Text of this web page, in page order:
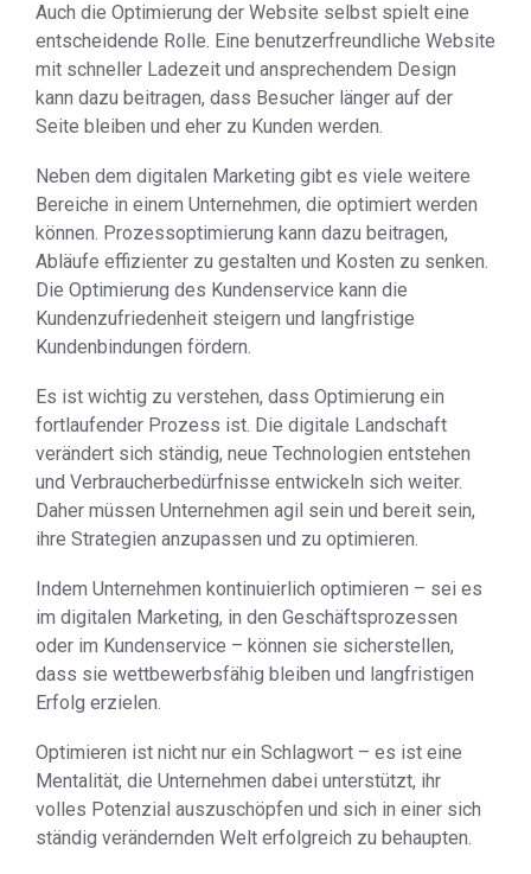
Auch die Optimierung der Website selbst spielt eine
entscheidende Rolle. Eine benutzerfreundliche Website
mit schneller Ladezeit und ansprechendem Design
kann dazu beitragen, dass Besucher länger auf der
Seite bleiben und eher zu Kunden werden.
Neben dem digitalen Marketing gibt es viele weitere
Bereiche in einem Unternehmen, die optimiert werden
können. Prozessoptimierung kann dazu beitragen,
Abläufe effizienter zu gestalten und Kosten zu senken.
Die Optimierung des Kundenservice kann die
Kundenzufriedenheit steigern und langfristige
Kundenbindungen fördern.
Es ist wichtig zu verstehen, dass Optimierung ein
fortlaufender Prozess ist. Die digitale Landschaft
verändert sich ständig, neue Technologien entstehen
und Verbraucherbedürfnisse entwickeln sich weiter.
Daher müssen Unternehmen agil sein und bereit sein,
ihre Strategien anzupassen und zu optimieren.
Indem Unternehmen kontinuierlich optimieren – sei es
im digitalen Marketing, in den Geschäftsprozessen
oder im Kundenservice – können sie sicherstellen,
dass sie wettbewerbsfähig bleiben und langfristigen
Erfolg erzielen.
Optimieren ist nicht nur ein Schlagwort – es ist eine
Mentalität, die Unternehmen dabei unterstützt, ihr
volles Potenzial auszuschöpfen und sich in einer sich
ständig verändernden Welt erfolgreich zu behaupten.